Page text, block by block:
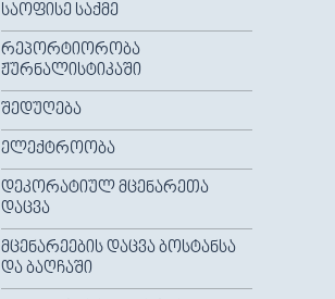
ᲡᲐᲝᲤᲘᲡᲔ ᲡᲐᲥᲛᲔ
ᲠᲔᲞᲝᲠᲢᲘᲝᲠᲝᲑᲐ
ᲟᲣᲠᲜᲐᲚᲘᲡᲢᲘᲙᲐᲨᲘ
ᲨᲔᲓᲣᲦᲔᲑᲐ
ᲔᲚᲔᲥᲢᲠᲝᲝᲑᲐ
ᲓᲔᲙᲝᲠᲐᲢᲘᲣᲚ ᲛᲪᲔᲜᲐᲠᲔᲗᲐ
ᲓᲐᲪᲕᲐ
ᲛᲪᲔᲜᲐᲠᲔᲔᲑᲘᲡ ᲓᲐᲪᲕᲐ ᲑᲝᲡᲢᲐᲜᲡᲐ
ᲓᲐ ᲑᲐᲦᲩᲐᲨᲘ